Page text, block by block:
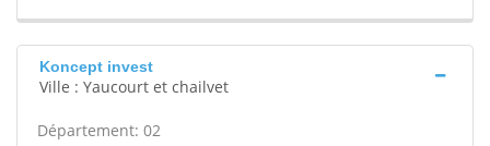
Koncept invest
Ville : Yaucourt et chailvet
Département: 02